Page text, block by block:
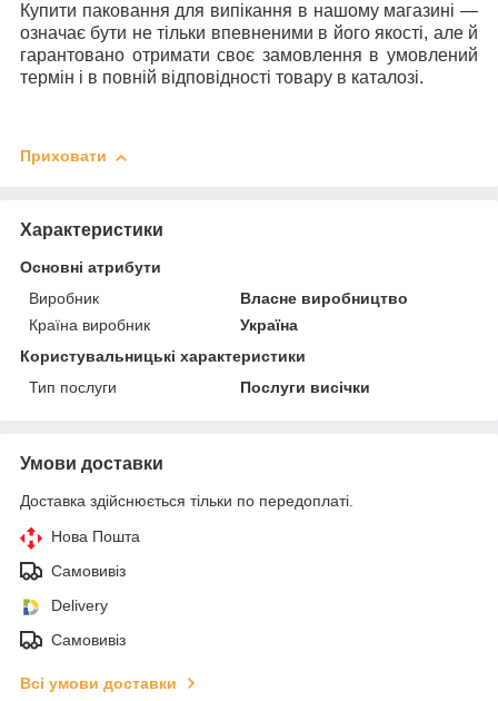
Купити паковання для випікання в нашому магазині —
означає бути не тільки впевненими в його якості, але й
гарантовано отримати своє замовлення в умовлений
термін і в повній відповідності товару в каталозі.
Приховати
Характеристики
Основні атрибути
Виробник
Власне виробництво
Країна виробник
Україна
Користувальницькі характеристики
Тип послуги
Послуги висічки
Умови доставки
Доставка здійснюється тільки по передоплаті.
Нова Пошта
Самовивіз
Delivery
Самовивіз
Всі умови доставки